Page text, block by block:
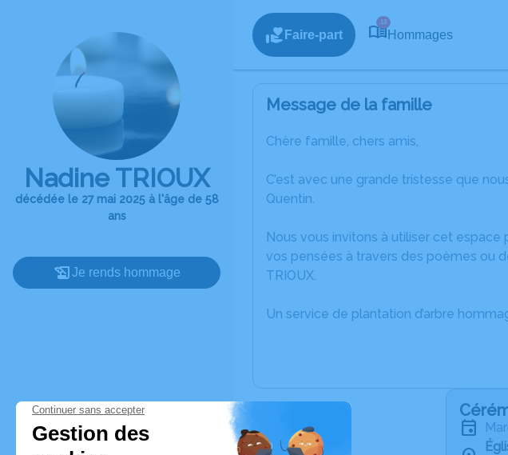
Nadine TRIOUX
décédée le 27 mai 2025 à l'âge de 58
ans
Je rends hommage
Faire-part
13
Hommages
Message de la famille
Chère famille, chers amis,
C’est avec une grande tristesse que
Quentin.
Nous vous invitons à utiliser cet
vos pensées à travers des poèmes ou
TRIOUX.
Un service de plantation d’arbre